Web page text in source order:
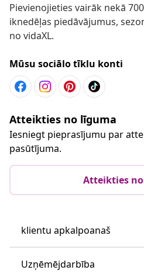
Pievienojieties vairāk nekā
iknedēļas piedāvājumus,
no vidaXL.
Mūsu sociālo tīklu konti
Atteikties no līguma
Iesniegt pieprasījumu par
pasūtījuma.
Atteikties
klientu apkalpoanaš
Uzņēmējdarbība